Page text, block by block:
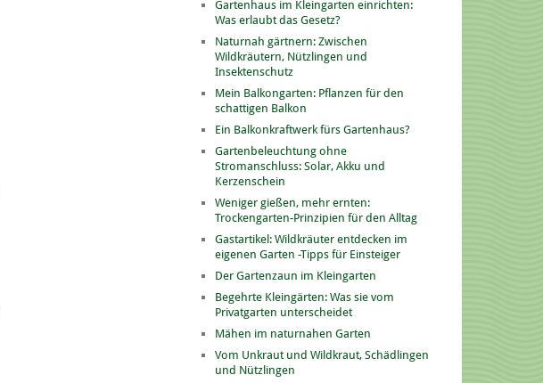
Gartenhaus im Kleingarten einrichten:
Was erlaubt das Gesetz?
Naturnah gärtnern: Zwischen
Wildkräutern, Nützlingen und
Insektenschutz
Mein Balkongarten: Pflanzen für den
schattigen Balkon
Ein Balkonkraftwerk fürs Gartenhaus?
Gartenbeleuchtung ohne
Stromanschluss: Solar, Akku und
Kerzenschein
Weniger gießen, mehr ernten:
Trockengarten-Prinzipien für den Alltag
Gastartikel: Wildkräuter entdecken im
eigenen Garten -Tipps für Einsteiger
Der Gartenzaun im Kleingarten
Begehrte Kleingärten: Was sie vom
Privatgarten unterscheidet
Mähen im naturnahen Garten
Vom Unkraut und Wildkraut, Schädlingen
und Nützlingen